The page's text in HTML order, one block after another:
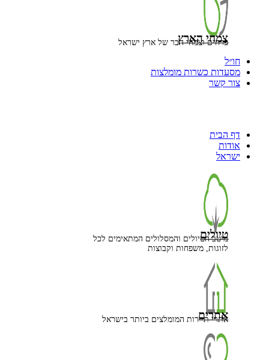
צמחי הארץ
פרחים וצמחי הבר של ארץ ישראל
חו״ל
מסעדות כשרות מומלצות
צור קשר
דף הבית
אודות
ישראל
טיולים
מיטב הטיולים והמסלולים המתאימים לכל
לזוגות, משפחות וקבוצות
אתרים
אתרי תיירות המומלצים ביותר בישראל